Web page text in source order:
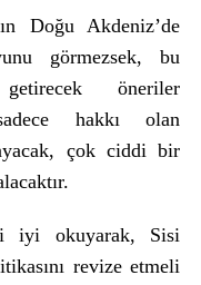
Doğu Akdeniz’de
görmezsek, bu
öneriler
hakkı olan
çok ciddi bir
iyi okuyarak, Sisi
revize etmeli